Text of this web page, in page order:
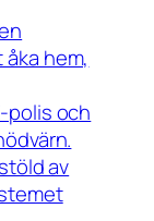
hem,
polis och
av